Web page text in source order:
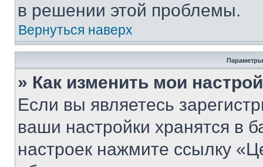
в решении этой проблемы.
Вернуться наверх
Параметры
» Как изменить мои
Если вы являетесь
ваши настройки хранятся в
настроек нажмите ссылку